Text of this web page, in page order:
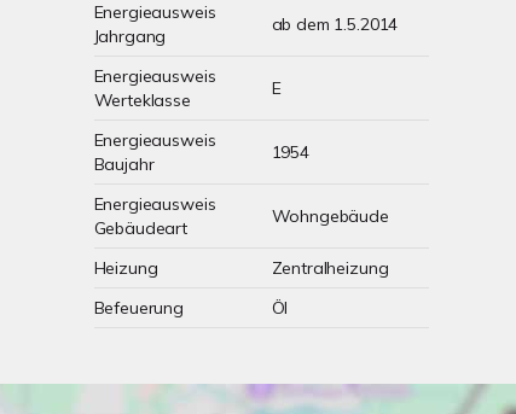
Energieausweis
Jahrgang
ab dem 1.5.2014
Energieausweis
Werteklasse
E
Energieausweis
Baujahr
1954
Energieausweis
Gebäudeart
Wohngebäude
Heizung
Zentralheizung
Befeuerung
Öl